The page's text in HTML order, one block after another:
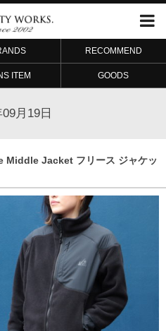
RECOMMEND
ITEM GOODS
月19日
Middle Jacket フリース ジャケッ